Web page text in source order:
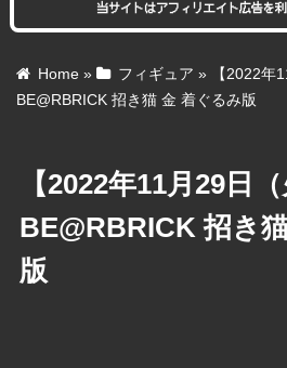
当サイトはアフィリエイト広告を
Home » フィギュア »
【2022年
BE@RBRICK 招き猫 金 着ぐるみ版
【2022年11月29日
BE@RBRICK 招き
版